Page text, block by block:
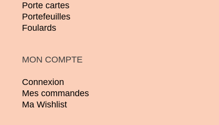
Porte cartes
Portefeuilles
Foulards
MON COMPTE
Connexion
Mes commandes
Ma Wishlist